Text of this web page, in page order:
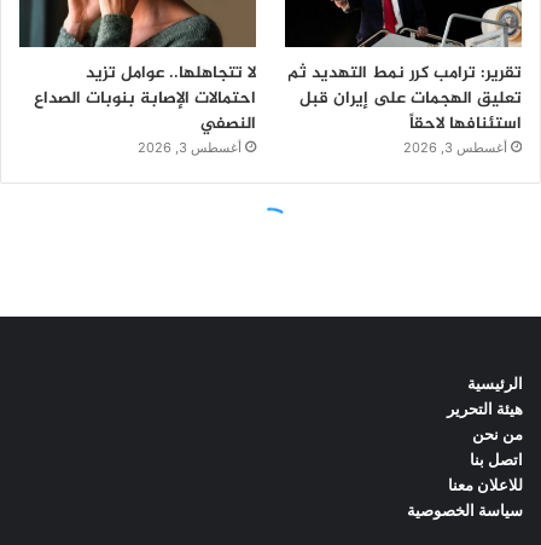
الرئيسية
هيئة التحرير
من نحن
اتصل بنا
للاعلان معنا
سياسة الخصوصية